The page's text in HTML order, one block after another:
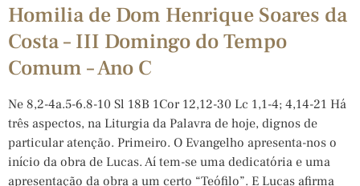
Homilia de Dom Henrique Soares da
Costa – III Domingo do Tempo
Comum – Ano C
Ne 8,2-4a.5-6.8-10 Sl 18B 1Cor 12,12-30 Lc 1,1-4; 4,14-21 Há
três aspectos, na Liturgia da Palavra de hoje, dignos de
particular atenção. Primeiro. O Evangelho apresenta-nos o
início da obra de Lucas. Aí tem-se uma dedicatória e uma
apresentação da obra a um certo “Teófilo”. E Lucas afirma